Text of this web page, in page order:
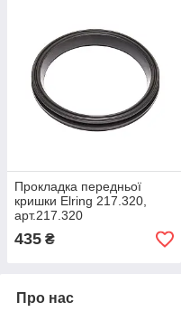
Прокладка передньої
кришки Elring 217.320,
арт.217.320
435 ₴
Про нас